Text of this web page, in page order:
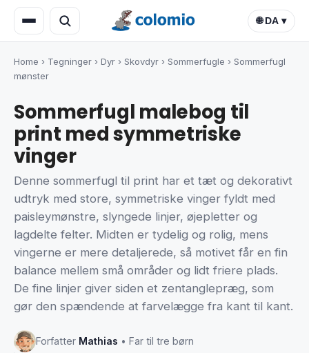
🌐 DA ▾
Home › Tegninger › Dyr › Skovdyr › Sommerfugle › Sommerfugl
mønster
Sommerfugl malebog til
print med symmetriske
vinger
Denne sommerfugl til print har et tæt og dekorativt
udtryk med store, symmetriske vinger fyldt med
paisleymønstre, slyngede linjer, øjepletter og
lagdelte felter. Midten er tydelig og rolig, mens
vingerne er mere detaljerede, så motivet får en fin
balance mellem små områder og lidt friere plads.
De fine linjer giver siden et zentanglepræg, som
gør den spændende at farvelægge fra kant til kant.
Forfatter Mathias • Far til tre børn